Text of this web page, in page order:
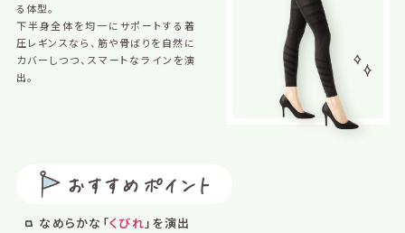
る体型。
下半身全体を均一にサポートする着
圧レギンスなら、筋や骨ばりを自然に
カバーしつつ、スマートなラインを演
出。
なめらかな「くびれ」を演出